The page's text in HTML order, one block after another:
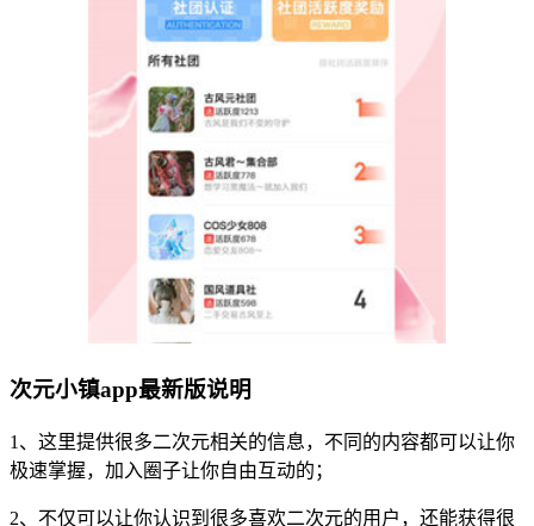
次元小镇app最新版说明
1、这里提供很多二次元相关的信息，不同的内容都可以让你
极速掌握，加入圈子让你自由互动的；
2、不仅可以让你认识到很多喜欢二次元的用户，还能获得很